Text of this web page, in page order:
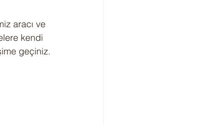
aracı ve
kendi
geçiniz.